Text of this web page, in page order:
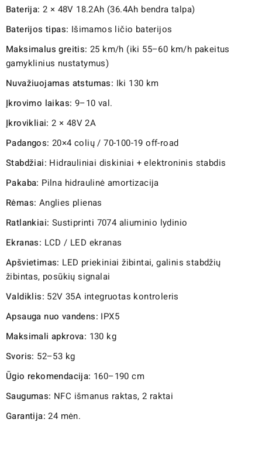
Baterija: 2 × 48V 18.2Ah (36.4Ah bendra talpa)
Baterijos tipas: Išimamos ličio baterijos
Maksimalus greitis: 25 km/h (iki 55–60 km/h pakeitus
gamyklinius nustatymus)
Nuvažiuojamas atstumas: Iki 130 km
Įkrovimo laikas: 9–10 val.
Įkrovikliai: 2 × 48V 2A
Padangos: 20×4 colių / 70-100-19 off-road
Stabdžiai: Hidrauliniai diskiniai + elektroninis stabdis
Pakaba: Pilna hidraulinė amortizacija
Rėmas: Anglies plienas
Ratlankiai: Sustiprinti 7074 aliuminio lydinio
Ekranas: LCD / LED ekranas
Apšvietimas: LED priekiniai žibintai, galinis stabdžių
žibintas, posūkių signalai
Valdiklis: 52V 35A integruotas kontroleris
Apsauga nuo vandens: IPX5
Maksimali apkrova: 130 kg
Svoris: 52–53 kg
Ūgio rekomendacija: 160–190 cm
Saugumas: NFC išmanus raktas, 2 raktai
Garantija: 24 mėn.